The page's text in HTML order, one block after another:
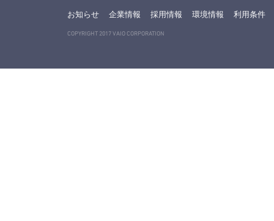
お知らせ 企業情報 採用情報 環境情報 利用条件
COPYRIGHT 2017 VAIO CORPORATION